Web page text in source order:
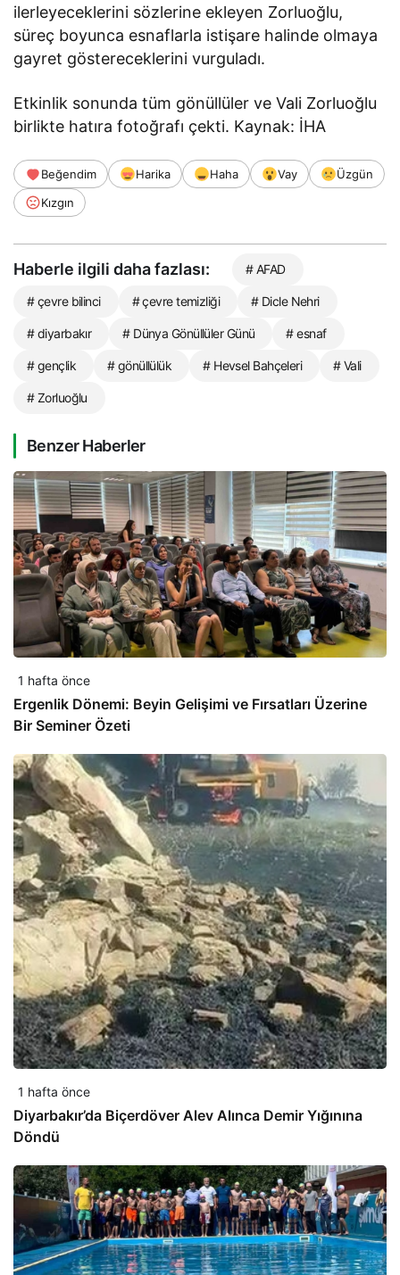
ilerleyeceklerini sözlerine ekleyen Zorluoğlu,
süreç boyunca esnaflarla istişare halinde olmaya
gayret göstereceklerini vurguladı.
Etkinlik sonunda tüm gönüllüler ve Vali Zorluoğlu
birlikte hatıra fotoğrafı çekti. Kaynak: İHA
Beğendim Harika Haha Vay
Üzgün
Kızgın
Haberle ilgili daha fazlası: # AFAD
# çevre bilinci # çevre temizliği # Dicle Nehri
# diyarbakır # Dünya Gönüllüler Günü # esnaf
# gençlik # gönüllülük # Hevsel Bahçeleri # Vali
# Zorluoğlu
Benzer Haberler
1 hafta önce
Ergenlik Dönemi: Beyin Gelişimi ve Fırsatları Üzerine
Bir Seminer Özeti
1 hafta önce
Diyarbakır’da Biçerdöver Alev Alınca Demir Yığınına
Döndü